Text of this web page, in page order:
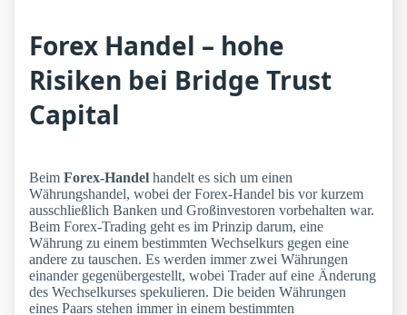
Forex Handel – hohe
Risiken bei Bridge Trust
Capital
Beim Forex-Handel handelt es sich um einen
Währungshandel, wobei der Forex-Handel bis vor kurzem
ausschließlich Banken und Großinvestoren vorbehalten war.
Beim Forex-Trading geht es im Prinzip darum, eine
Währung zu einem bestimmten Wechselkurs gegen eine
andere zu tauschen. Es werden immer zwei Währungen
einander gegenübergestellt, wobei Trader auf eine Änderung
des Wechselkurses spekulieren. Die beiden Währungen
eines Paars stehen immer in einem bestimmten